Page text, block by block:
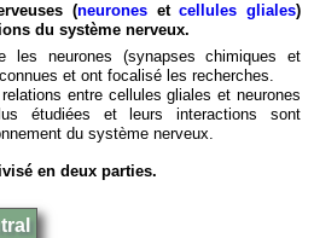
(neuronesetcellules gliales)
du système nerveux.
les neurones (synapses chimiques et
et ont focalisé les recherches.
entre cellules gliales et neurones
étudiées et leurs interactions sont
du système nerveux.
en deux parties.